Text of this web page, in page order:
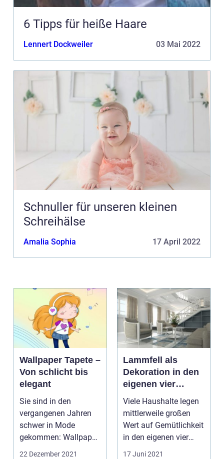
6 Tipps für heiße Haare
Lennert Dockweiler 03 Mai 2022
Schnuller für unseren kleinen
Schreihälse
Amalia Sophia 17 April 2022
Wallpaper Tapete –
Von schlicht bis
elegant
Sie sind in den
vergangenen Jahren
schwer in Mode
gekommen: Wallpaper
Tapeten für Kinder.
22 Dezember 2021
Lammfell als
Dekoration in den
eigenen vier
Wänden
Viele Haushalte legen
mittlerweile großen
Wert auf Gemütlichkeit
in den eigenen vier
Wänden. Daher s...
17 Juni 2021